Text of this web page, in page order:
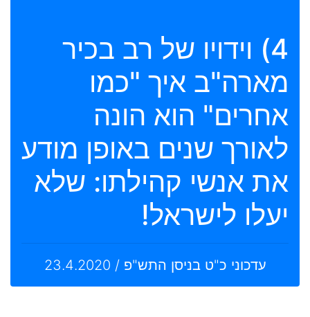
4) וידויו של רב בכיר
מארה"ב איך "כמו
אחרים" הוא הונה
לאורך שנים באופן מודע
את אנשי קהילתו: שלא
יעלו לישראל!
עדכוני כ"ט בניסן התש"פ / 23.4.2020